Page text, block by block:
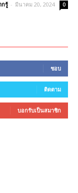
กรู้ - มีนาคม 20, 2024 0
ชอบ
ติดตาม
บอกรับเป็นสมาชิก